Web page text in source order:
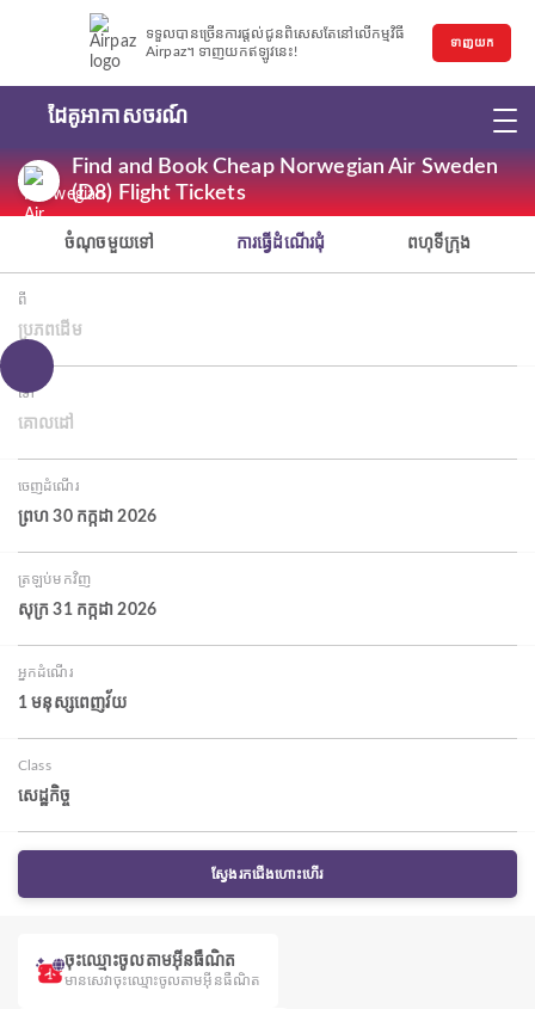
ទទួលបានច្រើនការផ្តល់ជូនពិសេសតែនៅលើកម្មវិធី
Airpaz។ ទាញយកឥឡូវនេះ!
ទាញយក
ដៃគូអាកាសចរណ៍
Find and Book Cheap Norwegian Air Sweden
(D8) Flight Tickets
ចំណុចមួយទៅ ការធ្វើដំណើរជុំ ពហុទីក្រុង
ពី
ប្រភពដើម
ទៅ
គោលដៅ
ចេញដំណើរ
ព្រហ 30 កក្កដា 2026
ត្រឡប់មកវិញ
សុក្រ 31 កក្កដា 2026
អ្នកដំណើរ
1 មនុស្សពេញវ័យ
Class
សេដ្ឋកិច្ច
ស្វែងរកជើងហោះហើរ
ចុះឈ្មោះចូលតាមអ៊ីនធឺណិត
មានសេវាចុះឈ្មោះចូលតាមអ៊ីនធឺណិត